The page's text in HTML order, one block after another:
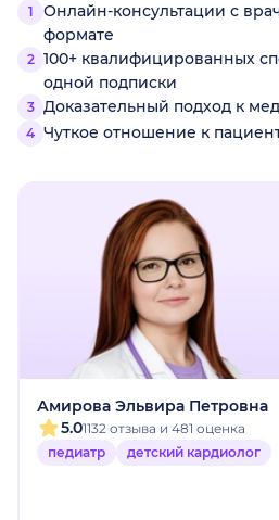
Онлайн-консультации с
формате
100+ квалифицированных
одной подписки
Доказательный подход к
Чуткое отношение к
Амирова Эльвира Петровна
5.01132 отзыва и 481 оценка
педиатр
детский кардиолог